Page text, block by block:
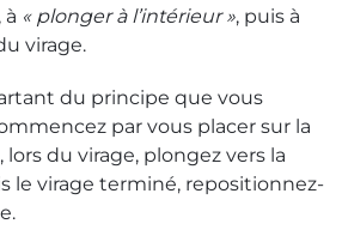
à « plonger à l’intérieur », puis à
virage.
du principe que vous
par vous placer sur la
du virage, plongez vers la
le virage terminé, repositionnez-